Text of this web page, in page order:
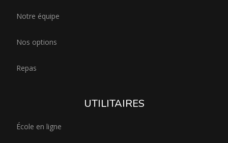
Notre équipe
Nos options
Repas
UTILITAIRES
École en ligne